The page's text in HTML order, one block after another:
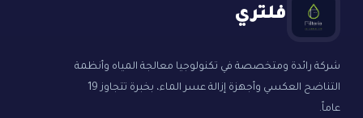
فلتري
شركة رائدة ومتخصصة في تكنولوجيا معالجة المياه وأنظمة
التناضح العكسي وأجهزة إزالة عسر الماء، بخبرة تتجاوز 19
عاماً.